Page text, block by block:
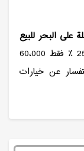
البحر للبيع
بسعر منخفض حقا مع خصم 25 ٪ فقط 60،000
عن خيارات